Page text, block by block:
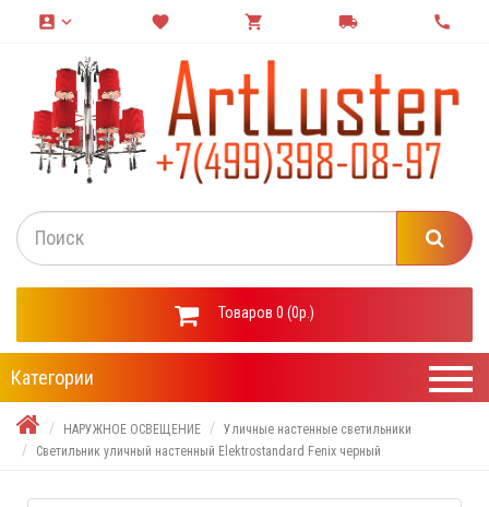
account_box keyboard_arrow_down favorite shopping_cart local_shipping call
Товаров 0 (0р.)
Категории
НАРУЖНОЕ ОСВЕЩЕНИЕ
Уличные настенные светильники
Светильник уличный настенный Elektrostandard Fenix черный